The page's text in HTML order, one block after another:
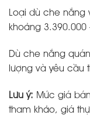
Loại dù che nắng
khoảng 3.390.000
Dù che nắng
lượng và yêu cầu
Lưu ý: Mức giá
tham khảo, giá